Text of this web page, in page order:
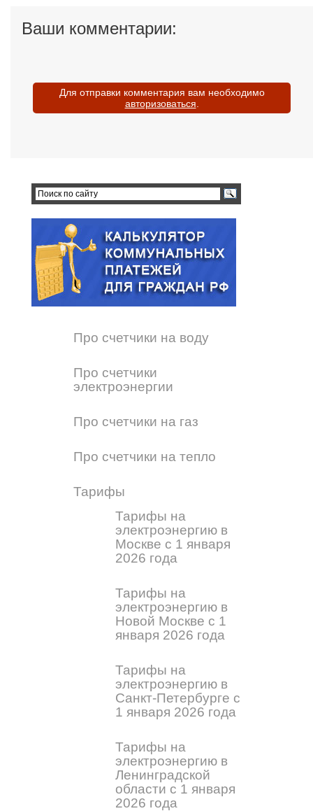
Ваши комментарии:
Для отправки комментария вам необходимо
авторизоваться
Про счетчики на воду
Про счетчики
электроэнергии
Про счетчики на газ
Про счетчики на тепло
Тарифы
Тарифы на
электроэнергию в
Москве с 1 января
2026 года
Тарифы на
электроэнергию в
Новой Москве с 1
января 2026 года
Тарифы на
электроэнергию в
Санкт-Петербурге с
1 января 2026 года
Тарифы на
электроэнергию в
Ленинградской
области с 1 января
2026 года